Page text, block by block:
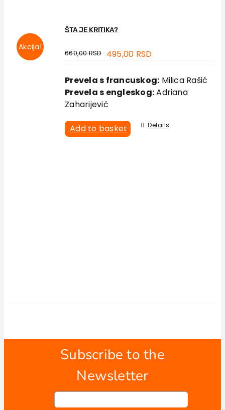
Akcija!
ŠTA JE KRITIKA?
660,00RSD 495,00 RSD
Prevela s francuskog: Milica Rašić
Prevela s engleskog:Adriana
Zaharijević
Add to basket Details
Subscribe to the
Newsletter